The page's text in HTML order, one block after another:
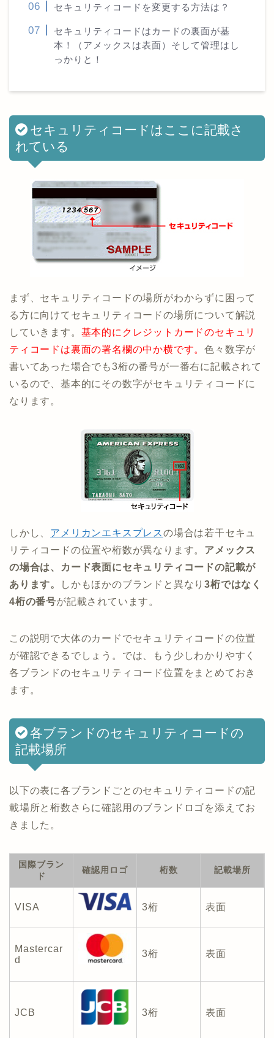
セキュリティコードを変更する方法は？
セキュリティコードはカードの裏面が基
本！（アメックスは表面）そして管理はし
っかりと！
セキュリティコードはここに記載さ
れている
まず、セキュリティコードの場所がわからずに困って
る方に向けてセキュリティコードの場所について解説
していきます。 基本的にクレジットカードのセキュリ
ティコードは裏面の署名欄の中か横です。色々数字が
書いてあった場合でも3桁の番号が一番右に記載されて
いるので、基本的にその数字がセキュリティコードに
なります。
しかし、 アメリカンエキスプレスの場合は若干セキュ
リティコードの位置や桁数が異なります。 アメックス
の場合は、カード表面にセキュリティコードの記載が
あります。
しかもほかのブランドと異なり3桁ではなく
4桁の番号が記載されています。
この説明で大体のカードでセキュリティコードの位置
が確認できるでしょう。では、もう少しわかりやすく
各ブランドのセキュリティコード位置をまとめておき
ます。
各ブランドのセキュリティコードの
記載場所
以下の表に各ブランドごとのセキュリティコードの記
載場所と桁数さらに確認用のブランドロゴを添えてお
きました。
国際ブラン
ド
確認用ロゴ 桁数 記載場所
VISA 3桁 表面
Mastercar
d
3桁 表面
JCB 3桁 表面